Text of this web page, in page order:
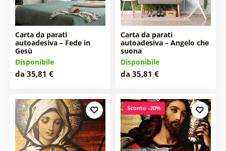
Carta da parati
autoadesiva – Fede in
Gesù
Disponibile
da 35,81 €
Carta da parati
autoadesiva – Angelo che
suona
Disponibile
da 35,81 €
Sconto -20%